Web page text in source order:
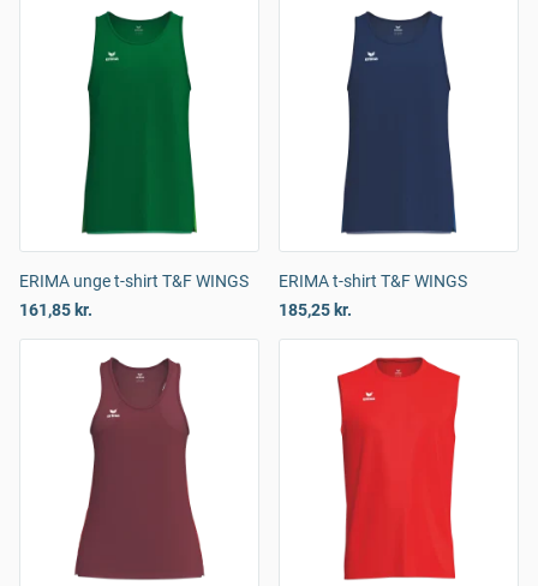
ERIMA unge t-shirt T&F WINGS
161,85 kr.
ERIMA t-shirt T&F WINGS
185,25 kr.